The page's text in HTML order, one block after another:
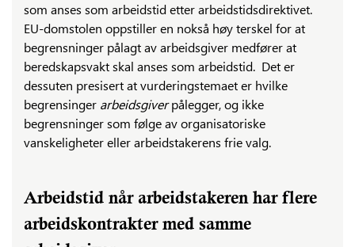
som anses som arbeidstid etter arbeidstidsdirektivet.
EU-domstolen oppstiller en nokså høy terskel for at
begrensninger pålagt av arbeidsgiver medfører at
beredskapsvakt skal anses som arbeidstid. Det er
dessuten presisert at vurderingstemaet er hvilke
begrensinger arbeidsgiverpålegger, og ikke
begrensninger som følge av organisatoriske
vanskeligheter eller arbeidstakerens frie valg.
Arbeidstid når arbeidstakeren har flere
arbeidskontrakter med samme